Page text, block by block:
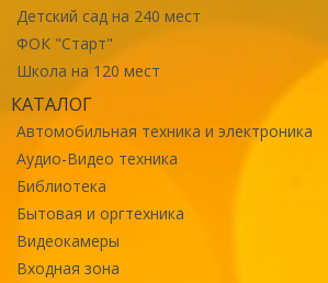
Детский сад на 240 мест
ФОК "Старт"
Школа на 120 мест
КАТАЛОГ
Автомобильная техника и электроника
Аудио-Видео техника
Библиотека
Бытовая и оргтехника
Видеокамеры
Входная зона